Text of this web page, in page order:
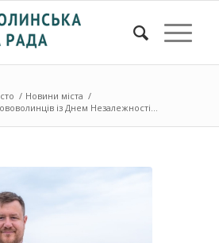
/ Новини міста /
із Днем Незалежності...